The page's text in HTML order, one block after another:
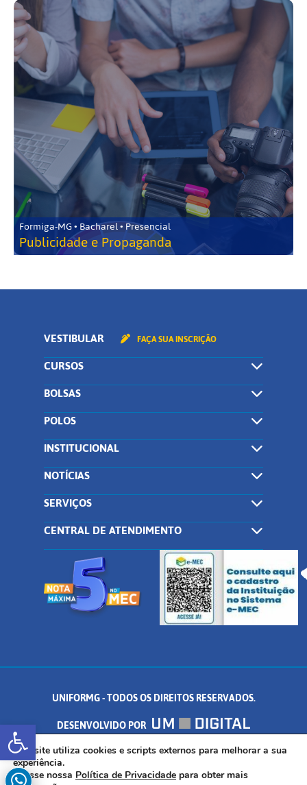
Abrir a barra de ferramentas
Formiga-MG • Bacharel • Presencial
Publicidade e Propaganda
VESTIBULAR FAÇA SUA INSCRIÇÃO
CURSOS
BOLSAS
POLOS
INSTITUCIONAL
NOTÍCIAS
SERVIÇOS
CENTRAL DE ATENDIMENTO
UNIFORMG - TODOS OS DIREITOS RESERVADOS.
DESENVOLVIDO POR
AV. DR. ARNALDO DE SENNA, 328 - PALMEIRAS, FORMIGA/MG - CEP:
35.574.530
Este site utiliza cookies e scripts externos para melhorar a sua
experiência.
Acesse nossa Política de Privacidade para obter mais